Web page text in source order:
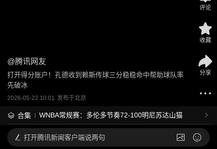
@腾讯网友
打开得分账户！孔德收到赖斯传球三分稳稳命中帮助球队率
先破冰
2026-05-22 10:01 发布于北京
合集 WNBA常规赛：多伦多节奏72-100明尼苏达山猫
评论
收藏
分享
打开腾讯新闻客户端说两句